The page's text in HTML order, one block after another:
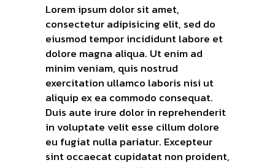
Lorem ipsum dolor sit amet,
consectetur adipisicing elit, sed do
eiusmod tempor incididunt labore et
dolore magna aliqua. Ut enim ad
minim veniam, quis nostrud
exercitation ullamco laboris nisi ut
aliquip ex ea commodo consequat.
Duis aute irure dolor in reprehenderit
in voluptate velit esse cillum dolore
eu fugiat nulla pariatur. Excepteur
sint occaecat cupidatat non proident,